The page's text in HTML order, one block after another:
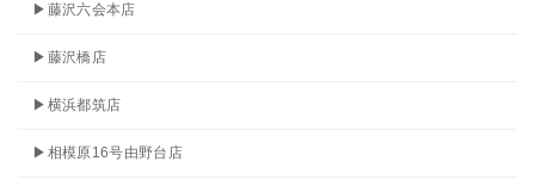
▶藤沢六会本店
▶藤沢橋店
▶横浜都筑店
▶相模原16号由野台店